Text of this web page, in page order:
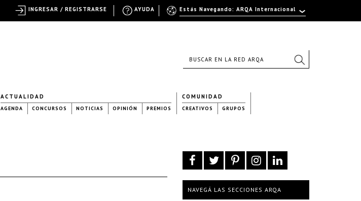
ACTUALIDAD
AGENDA CONCURSOS NOTICIAS OPINIÓN PREMIOS
COMUNIDAD
CREATIVOS GRUPOS
NAVEGÁ LAS SECCIONES ARQA
Estás Navegando: ARQA Internacional
AYUDA
INGRESAR / REGISTRARSE